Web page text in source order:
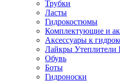
Трубки
Ласты
Гидрокостюмы
Комплектующие и
Аксессуары к
Лайкры Утеплители
Обувь
Боты
Гидроноски